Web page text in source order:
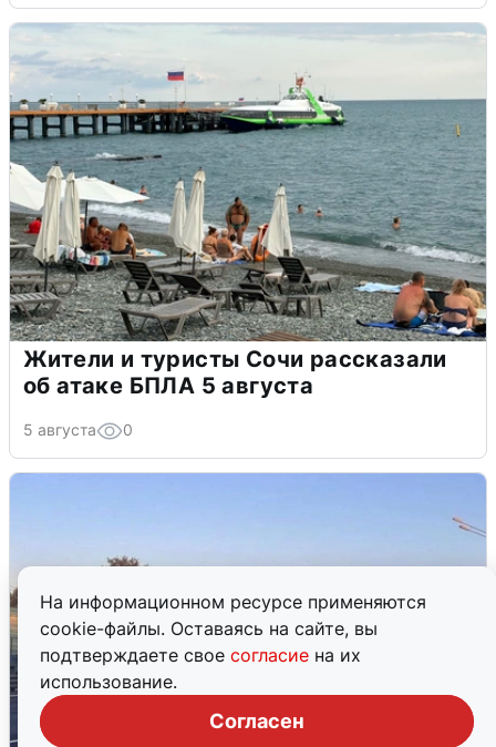
На информационном ресурсе применяются
cookie-файлы. Оставаясь на сайте, вы
подтверждаете свое согласие на их
использование.
Согласен
Жители и туристы Сочи рассказали
об атаке БПЛА 5 августа
5 августа 0